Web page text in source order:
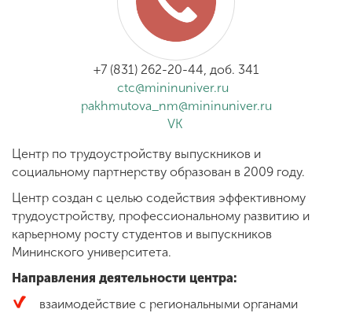
Обучение
Наука
деятельность
Другие виды
деятельности
Студенческая жизнь
+7 (831) 262-20-44, доб. 341
ctc@mininuniver.ru
pakhmutova_nm@mininuniver.ru
VK
Центр по трудоустройству выпускников и
социальному партнерству образован в 2009 году.
Центр создан с целью содействия эффективному
трудоустройству, профессиональному развитию и
карьерному росту студентов и выпускников
Мининского университета.
Направления деятельности центра:
взаимодействие с региональными органами